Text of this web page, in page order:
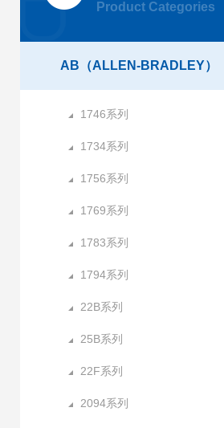
Product Categories
AB（ALLEN-BRADLEY）
1746系列
1734系列
1756系列
1769系列
1783系列
1794系列
22B系列
25B系列
22F系列
2094系列